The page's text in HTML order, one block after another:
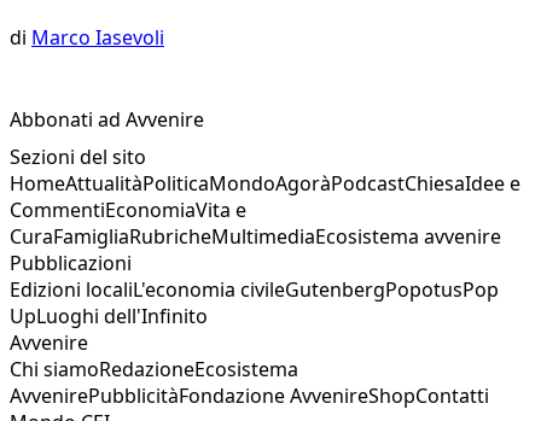
di Marco Iasevoli
Abbonati ad Avvenire
Sezioni del sito
HomeAttualitàPoliticaMondoAgoràPodcastChiesaIdee e
CommentiEconomiaVita e
CuraFamigliaRubricheMultimediaEcosistema avvenire
Pubblicazioni
Edizioni localiL'economia civileGutenbergPopotusPop
UpLuoghi dell'Infinito
Avvenire
Chi siamoRedazioneEcosistema
AvvenirePubblicitàFondazione AvvenireShopContatti